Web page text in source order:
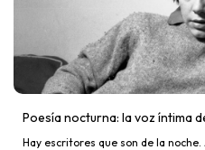
Poesía nocturna: la voz íntima
Hay escritores que son de la